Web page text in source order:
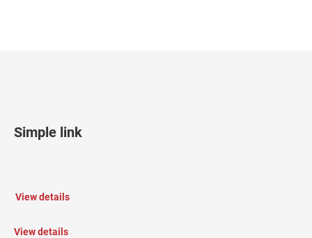
Simple link
View details
View details